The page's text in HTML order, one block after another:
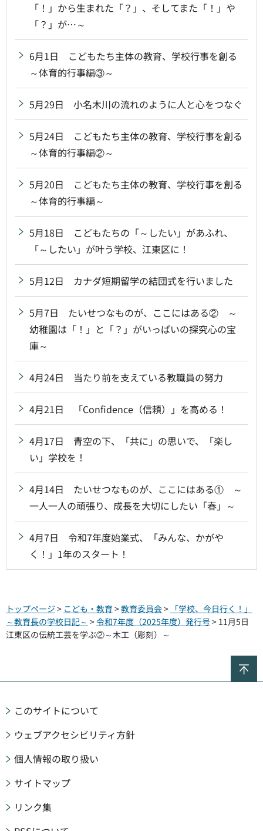
「！」から生まれた「？」、そしてまた「！」や
「？」が…～
6月1日 こどもたち主体の教育、学校行事を創る
～体育的行事編③～
5月29日 小名木川の流れのように人と心をつなぐ
5月24日 こどもたち主体の教育、学校行事を創る
～体育的行事編②～
5月20日 こどもたち主体の教育、学校行事を創る
～体育的行事編～
5月18日 こどもたちの「～したい」があふれ、
「～したい」が叶う学校、江東区に！
5月12日 カナダ短期留学の結団式を行いました
5月7日 たいせつなものが、ここにはある② ～
幼稚園は「！」と「？」がいっぱいの探究心の宝
庫～
4月24日 当たり前を支えている教職員の努力
4月21日 「Confidence（信頼）」を高める！
4月17日 青空の下、「共に」の思いで、「楽し
い」学校を！
4月14日 たいせつなものが、ここにはある① ～
一人一人の頑張り、成長を大切にしたい「春」～
4月7日 令和7年度始業式、「みんな、かがや
く！」1年のスタート！
トップページ > こども・教育>教育委員会> 「学校、今日行く！」
～教育長の学校日記～ >令和7年度（2025年度）発行号> 11月5日
江東区の伝統工芸を学ぶ②～木工（彫刻）～
このサイトについて
ウェブアクセシビリティ方針
個人情報の取り扱い
サイトマップ
リンク集